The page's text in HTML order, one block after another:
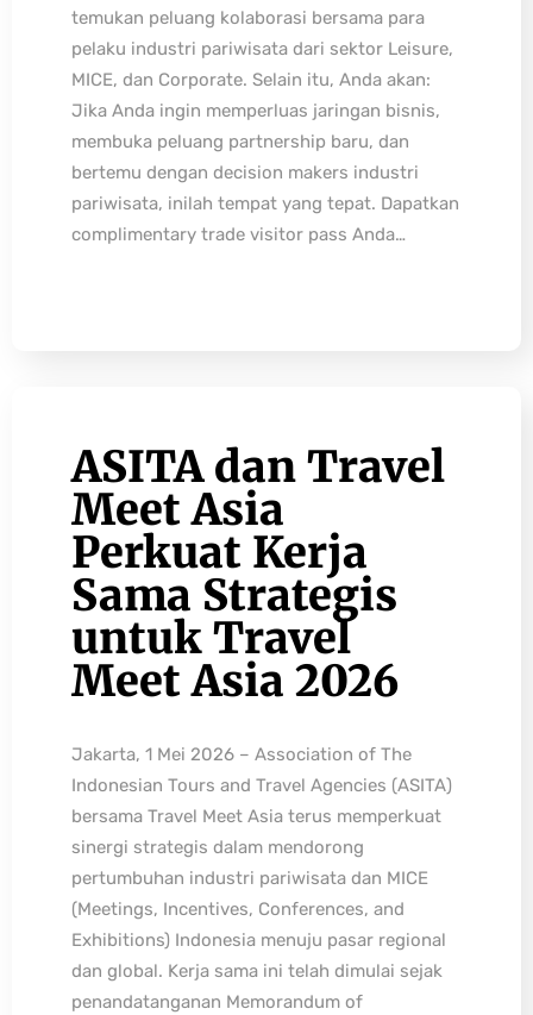
temukan peluang kolaborasi bersama para
pelaku industri pariwisata dari sektor Leisure,
MICE, dan Corporate. Selain itu, Anda akan:
Jika Anda ingin memperluas jaringan bisnis,
membuka peluang partnership baru, dan
bertemu dengan decision makers industri
pariwisata, inilah tempat yang tepat. Dapatkan
complimentary trade visitor pass Anda…
ASITA dan Travel
Meet Asia
Perkuat Kerja
Sama Strategis
untuk Travel
Meet Asia 2026
Jakarta, 1 Mei 2026 – Association of The
Indonesian Tours and Travel Agencies (ASITA)
bersama Travel Meet Asia terus memperkuat
sinergi strategis dalam mendorong
pertumbuhan industri pariwisata dan MICE
(Meetings, Incentives, Conferences, and
Exhibitions) Indonesia menuju pasar regional
dan global. Kerja sama ini telah dimulai sejak
penandatanganan Memorandum of